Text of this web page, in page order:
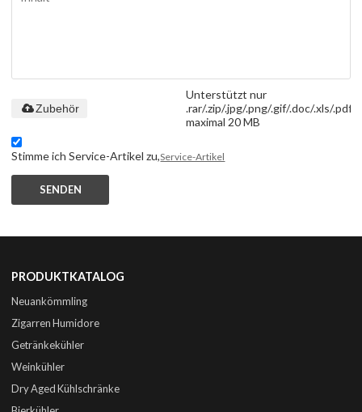
Unterstützt nur
.rar/.zip/.jpg/.png/.gif/.doc/.xls/.pdf,
maximal 20 MB
Zubehör
Stimme ich Service-Artikel zu,Service-Artikel
SENDEN
PRODUKTKATALOG
Neuankömmling
Zigarren Humidore
Getränkekühler
Weinkühler
Dry Aged Kühlschränke